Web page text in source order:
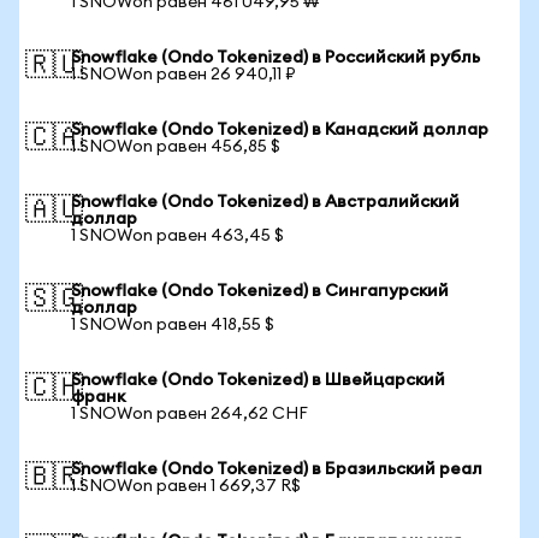
🇷🇺Snowflake (Ondo Tokenized) в Российский рубль
1 SNOWon равен 26 940,11 ₽
🇨🇦Snowflake (Ondo Tokenized) в Канадский доллар
1 SNOWon равен 456,85 $
🇦🇺Snowflake (Ondo Tokenized) в Австралийский
доллар
1 SNOWon равен 463,45 $
🇸🇬Snowflake (Ondo Tokenized) в Сингапурский
доллар
1 SNOWon равен 418,55 $
🇨🇭Snowflake (Ondo Tokenized) в Швейцарский
франк
1 SNOWon равен 264,62 CHF
🇧🇷Snowflake (Ondo Tokenized) в Бразильский реал
1 SNOWon равен 1 669,37 R$